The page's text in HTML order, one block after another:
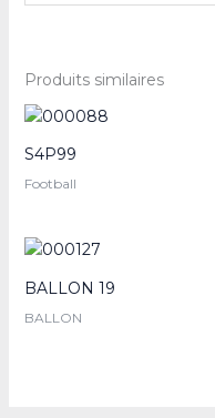
Produits similaires
S4P99
Football
BALLON 19
BALLON